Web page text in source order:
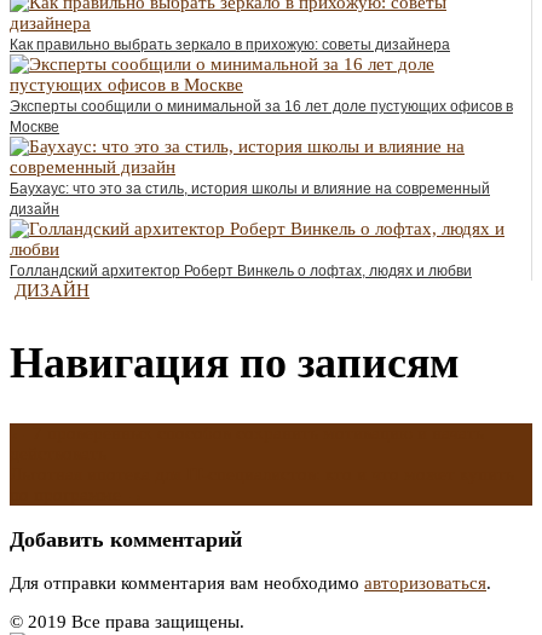
Как правильно выбрать зеркало в прихожую: советы дизайнера
Эксперты сообщили о минимальной за 16 лет доле пустующих офисов в
Москве
Баухаус: что это за стиль, история школы и влияние на современный
дизайн
Голландский архитектор Роберт Винкель о лофтах, людях и любви
ДИЗАЙН
Навигация по записям
Добавить комментарий
Для отправки комментария вам необходимо авторизоваться.
© 2019 Все права защищены.